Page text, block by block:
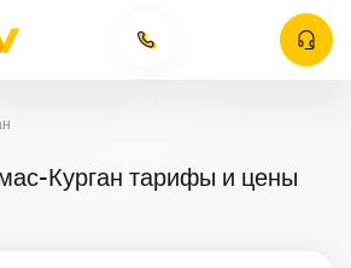
Курган тарифы и цены